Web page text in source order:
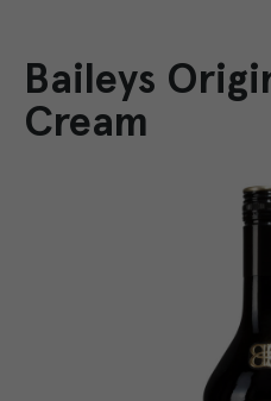
Baileys
Cream